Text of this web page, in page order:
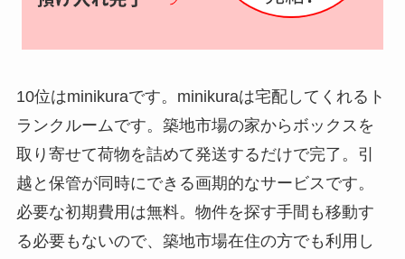
10位はminikuraです。minikuraは宅配してくれるト
ランクルームです。築地市場の家からボックスを
取り寄せて荷物を詰めて発送するだけで完了。引
越と保管が同時にできる画期的なサービスです。
必要な初期費用は無料。物件を探す手間も移動す
る必要もないので、築地市場在住の方でも利用し